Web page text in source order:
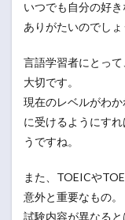
いつでも自分の好
ありがたいのでしょ
言語学習者にとっ
大切です。
現在のレベルがわ
に受けるようにす
うですね。
また、TOEICや
意外と重要なもの。
試験内容が異なる